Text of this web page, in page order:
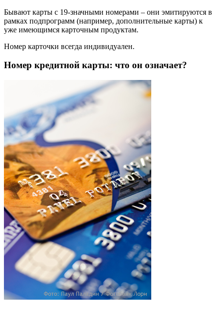
Бывают карты с 19-значными номерами – они эмитируются в
рамках подпрограмм (например, дополнительные карты) к
уже имеющимся карточным продуктам.
Номер карточки всегда индивидуален.
Номер кредитной карты: что он означает?